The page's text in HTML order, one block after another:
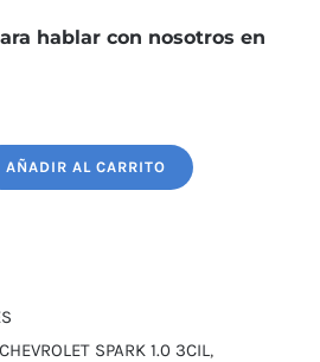
hablar con nosotros en
AÑADIR AL CARRITO
SPARK 1.0 3CIL,